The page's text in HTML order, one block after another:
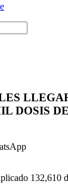
DOSIS